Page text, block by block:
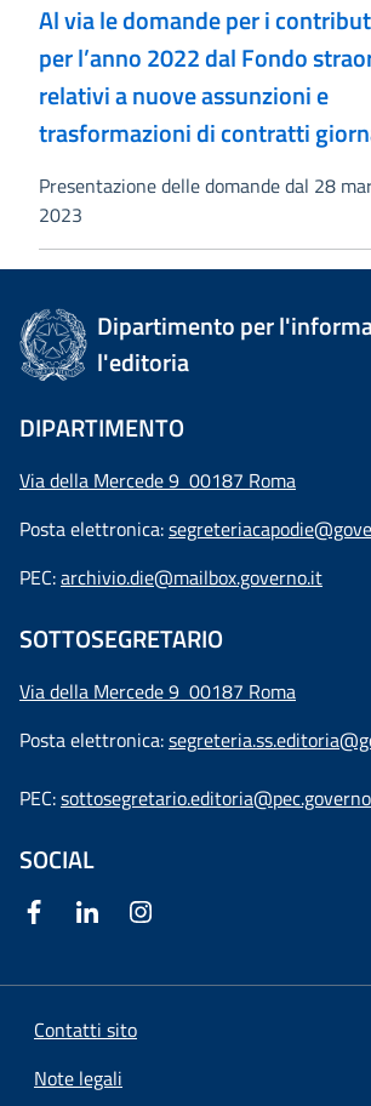
Al via le domande per i
per l’anno 2022 dal Fondo
relativi a nuove assunzioni e
trasformazioni di contratti
Presentazione delle domande dal 28
2023
Dipartimento per
l'editoria
DIPARTIMENTO
Via della Mercede 9 00187 Roma
Posta elettronica:
PEC:archivio.die@mailbox.governo.it
SOTTOSEGRETARIO
Via della Mercede 9 00187 Roma
Posta elettronica:
PEC:
SOCIAL
Contatti sito
Note legali